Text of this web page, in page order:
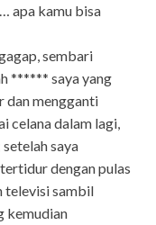
apa kamu bisa
sembari
****** saya yang
dan mengganti
celana dalam lagi,
saya
dengan pulas
televisi sambil
kemudian